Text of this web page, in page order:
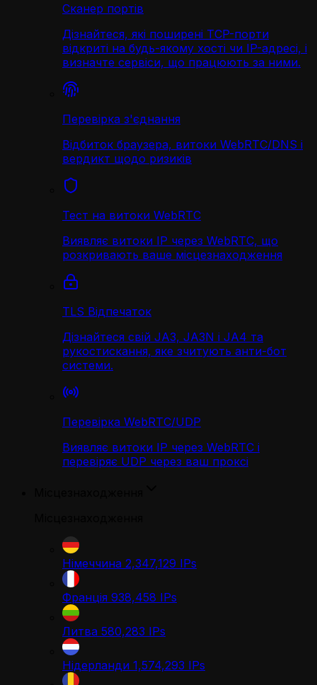
Сканер портів
Дізнайтеся, які поширені TCP-порти
відкриті на будь-якому хості чи IP-адресі, і
визначте сервіси, що працюють за ними.
Перевірка з'єднання
Відбиток браузера, витоки WebRTC/DNS і
вердикт щодо ризиків
Тест на витоки WebRTC
Виявляє витоки IP через WebRTC, що
розкривають ваше місцезнаходження
TLS Відпечаток
Дізнайтеся свій JA3, JA3N і JA4 та
рукостискання, яке зчитують анти-бот
системи.
Перевірка WebRTC/UDP
Виявляє витоки IP через WebRTC і
перевіряє UDP через ваш проксі
Німеччина 2,347,129 IPs
Франція 938,458 IPs
Литва 580,283 IPs
Нідерланди 1,574,293 IPs